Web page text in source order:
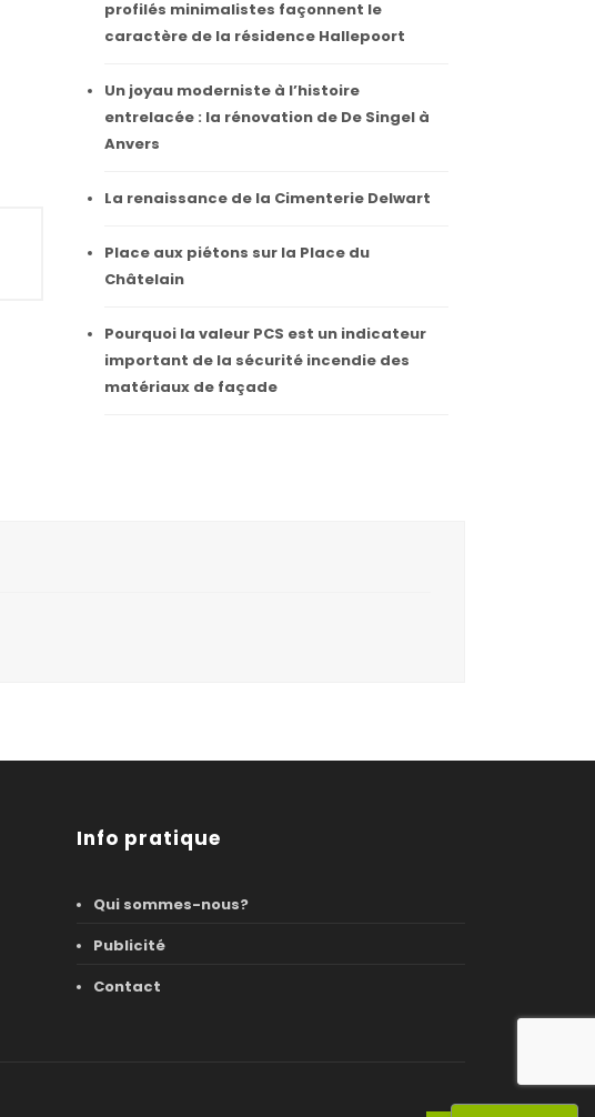
profilés minimalistes façonnent le
caractère de la résidence Hallepoort
Un joyau moderniste à l’histoire
entrelacée : la rénovation de De Singel à
Anvers
La renaissance de la Cimenterie Delwart
Place aux piétons sur la Place du
Châtelain
Pourquoi la valeur PCS est un indicateur
important de la sécurité incendie des
matériaux de façade
Info pratique
Qui sommes-nous?
Publicité
Contact